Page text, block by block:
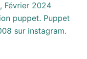
Février 2024
puppet. Puppet
sur instagram.